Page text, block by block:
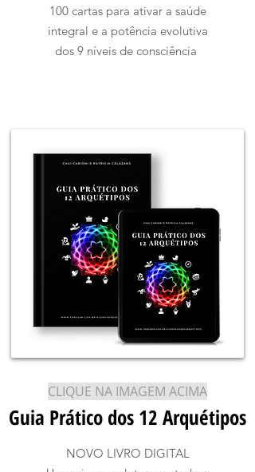
100 cartas para ativar a saúde
integral e a potência evolutiva
dos 9 níveis de consciência
CLIQUE NA IMAGEM ACIMA
Guia Prático dos 12 Arquétipos
NOVO LIVRO DIGITAL